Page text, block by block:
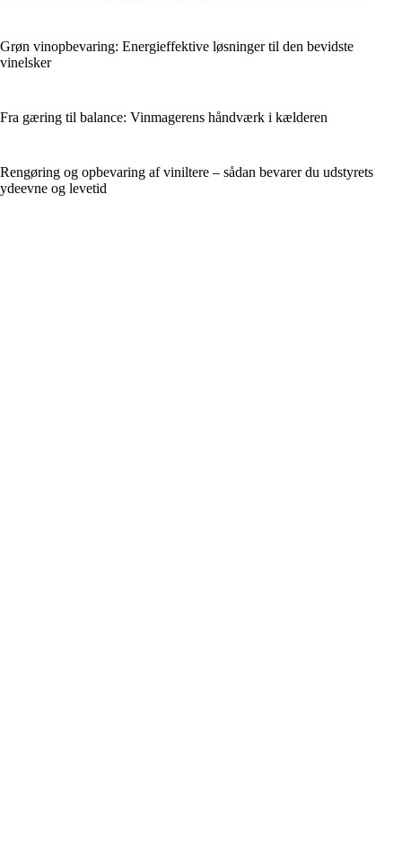
Grøn vinopbevaring: Energieffektive løsninger til den bevidste
vinelsker
Fra gæring til balance: Vinmagerens håndværk i kælderen
Rengøring og opbevaring af viniltere – sådan bevarer du udstyrets
ydeevne og levetid